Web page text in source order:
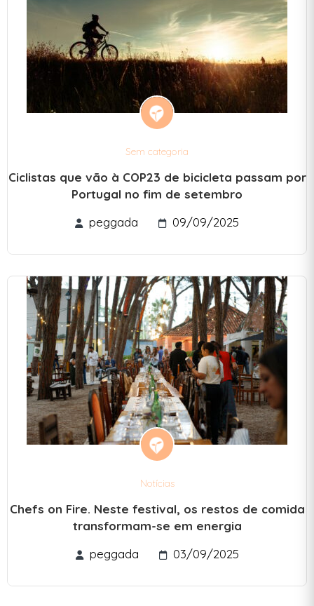
Sem categoria
Ciclistas que vão à COP23 de bicicleta passam por
Portugal no fim de setembro
peggada
09/09/2025
Notícias
Chefs on Fire. Neste festival, os restos de comida
transformam-se em energia
peggada
03/09/2025